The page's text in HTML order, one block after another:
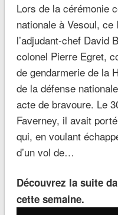
Lors de la cérémonie
nationale à Vesoul,
l’adjudant-chef David
colonel Pierre Egret,
de gendarmerie de la
de la défense
acte de bravoure. Le
Faverney, il avait
qui, en voulant
d’un vol de…
Découvrez la suite
cette semaine.